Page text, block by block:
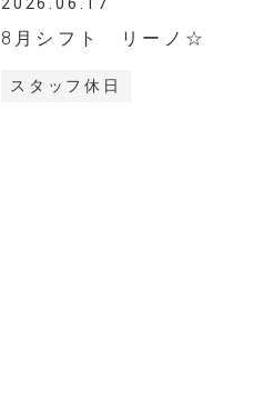
2026.06.17
8月シフト リーノ☆
スタッフ休日